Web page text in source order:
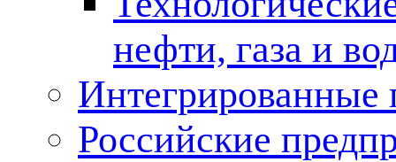
нефти, газа и
Российские